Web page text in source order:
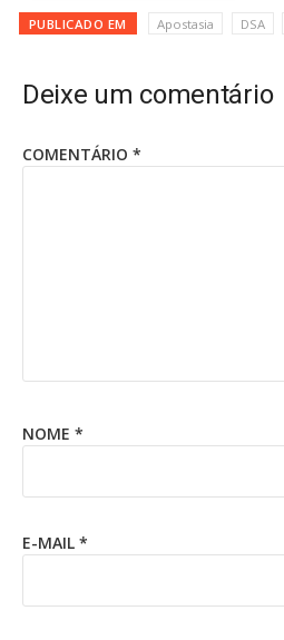
PUBLICADO EM Apostasia DSA
Deixe um comentário
COMENTÁRIO *
NOME *
E-MAIL *